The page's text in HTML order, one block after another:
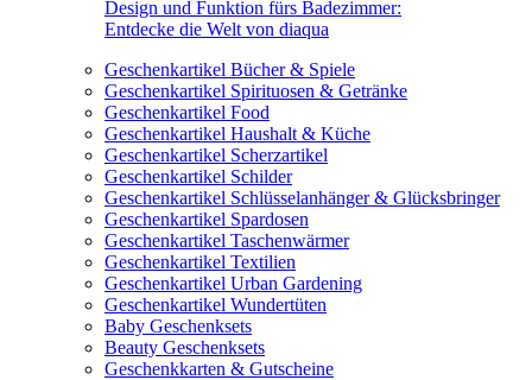
Design und Funktion fürs Badezimmer:
Entdecke die Welt von diaqua
Geschenkartikel Bücher & Spiele
Geschenkartikel Spirituosen & Getränke
Geschenkartikel Food
Geschenkartikel Haushalt & Küche
Geschenkartikel Scherzartikel
Geschenkartikel Schilder
Geschenkartikel Schlüsselanhänger & Glücksbringer
Geschenkartikel Spardosen
Geschenkartikel Taschenwärmer
Geschenkartikel Textilien
Geschenkartikel Urban Gardening
Geschenkartikel Wundertüten
Baby Geschenksets
Beauty Geschenksets
Geschenkkarten & Gutscheine